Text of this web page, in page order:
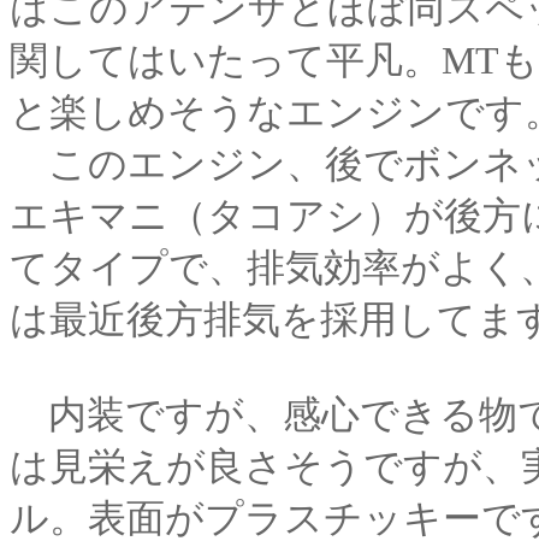
はこのアテンザとほぼ同ス
関してはいたって平凡。MT
と楽しめそうなエンジンです
このエンジン、後でボンネ
エキマニ（タコアシ）が後
てタイプで、排気効率がよ
は最近後方排気を採用してま
内装ですが、感心できる物
は見栄えが良さそうですが
ル。表面がプラスチッキー